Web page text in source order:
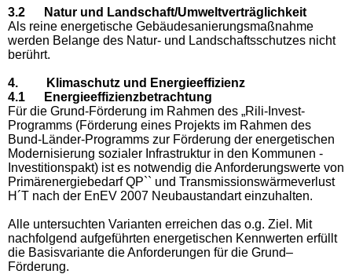
3.2 Natur und Landschaft/Umweltverträglichkeit
Als reine energetische Gebäudesanierungsmaßnahme
werden Belange des Natur- und Landschaftsschutzes nicht
berührt.
4. Klimaschutz und Energieeffizienz
4.1 Energieeffizienzbetrachtung
Für die Grund-Förderung im Rahmen des „Rili-Invest-
Programms (Förderung eines Projekts im Rahmen des
Bund-Länder-Programms zur Förderung der energetischen
Modernisierung sozialer Infrastruktur in den Kommunen -
Investitionspakt) ist es notwendig die Anforderungswerte von
Primärenergiebedarf QP`` und Transmissionswärmeverlust
H´T nach der EnEV 2007 Neubaustandart einzuhalten.
Alle untersuchten Varianten erreichen das o.g. Ziel. Mit
nachfolgend aufgeführten energetischen Kennwerten erfüllt
die Basisvariante die Anforderungen für die Grund–
Förderung.